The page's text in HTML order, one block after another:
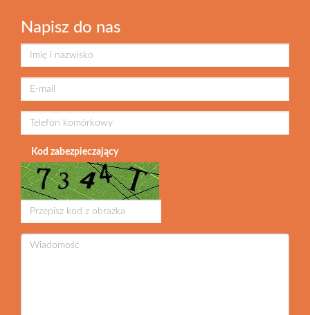
Napisz do nas
Kod zabezpieczający